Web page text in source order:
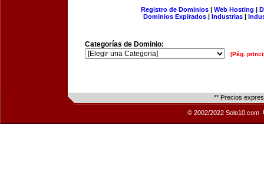
Registro de Dominios| Web Hosting |
Dominios Expirados | Industrias |
Categorías de Dominio:
[Pág.
** Precios
© 2002/2022 Solo10.com